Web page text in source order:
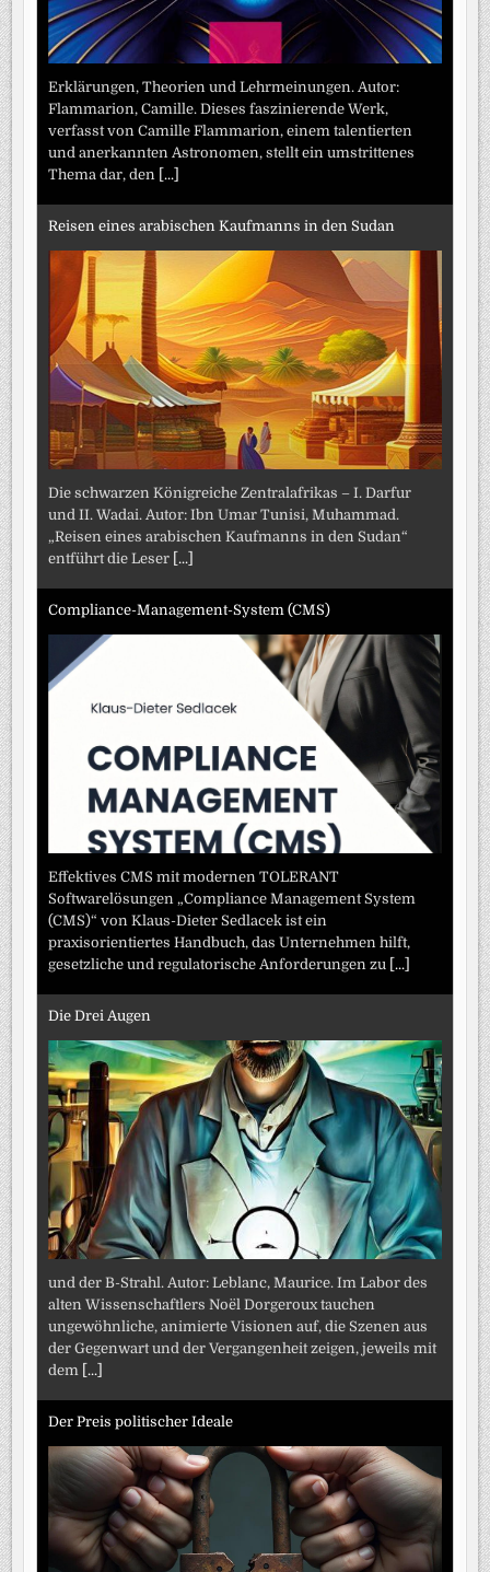
Erklärungen, Theorien und Lehrmeinungen. Autor:
Flammarion, Camille. Dieses faszinierende Werk,
verfasst von Camille Flammarion, einem talentierten
und anerkannten Astronomen, stellt ein umstrittenes
Thema dar, den [...]
Reisen eines arabischen Kaufmanns in den Sudan
Die schwarzen Königreiche Zentralafrikas – I. Darfur
und II. Wadai. Autor: Ibn Umar Tunisi, Muhammad.
„Reisen eines arabischen Kaufmanns in den Sudan“
entführt die Leser [...]
Compliance-Management-System (CMS)
Effektives CMS mit modernen TOLERANT
Softwarelösungen „Compliance Management System
(CMS)“ von Klaus-Dieter Sedlacek ist ein
praxisorientiertes Handbuch, das Unternehmen hilft,
gesetzliche und regulatorische Anforderungen zu [...]
Die Drei Augen
und der B-Strahl. Autor: Leblanc, Maurice. Im Labor des
alten Wissenschaftlers Noël Dorgeroux tauchen
ungewöhnliche, animierte Visionen auf, die Szenen aus
der Gegenwart und der Vergangenheit zeigen, jeweils mit
dem [...]
Der Preis politischer Ideale